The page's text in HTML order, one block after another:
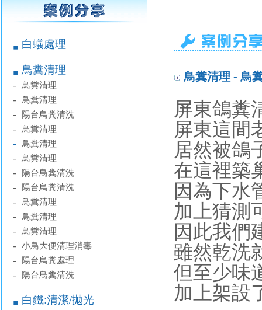
￭ 白蟻處理
￭ 鳥糞清理
- 鳥糞清理
- 鳥糞清理
- 陽台鳥糞清洗
- 鳥糞清理
- 鳥糞清理
- 鳥糞清理
- 陽台鳥糞清洗
- 陽台鳥糞清洗
- 鳥糞清理
- 鳥糞清理
- 鳥糞清理
- 小鳥大便清理消毒
- 陽台鳥糞處理
- 陽台鳥糞清洗
￭ 白鐵:清潔/拋光
鳥糞清理 - 鳥
屏東鴿糞
屏東這間
居然被鴿
在這裡築
因為下水
加上猜測
因此我們
雖然乾洗
但至少味
加上架設